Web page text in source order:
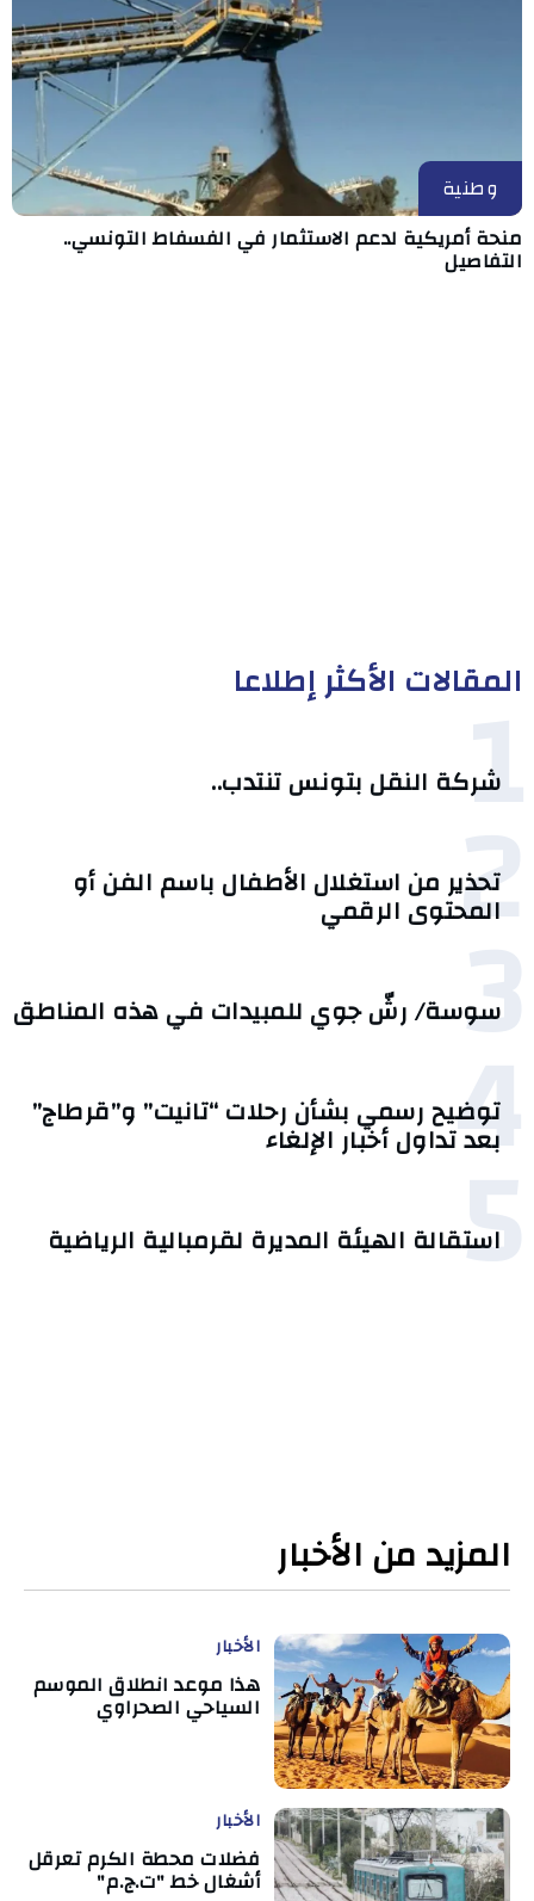
وطنية
منحة أمريكية لدعم الاستثمار في الفسفاط التونسي..
التفاصيل
المقالات الأكثر إطلاعا
1
شركة النقل بتونس تنتدب..
2
تحذير من استغلال الأطفال باسم الفن أو
المحتوى الرقمي
3
سوسة/ رشّ جوي للمبيدات في هذه المناطق
4
توضيح رسمي بشأن رحلات “تانيت” و”قرطاج”
بعد تداول أخبار الإلغاء
5
استقالة الهيئة المديرة لقرمبالية الرياضية
المزيد من الأخبار
الأخبار
هذا موعد انطلاق الموسم
السياحي الصحراوي
الأخبار
فضلات محطة الكرم تعرقل
أشغال خط "ت.ج.م"